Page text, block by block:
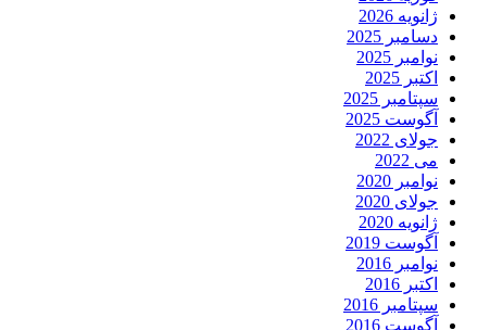
ژانویه 2026
دسامبر 2025
نوامبر 2025
اکتبر 2025
سپتامبر 2025
آگوست 2025
جولای 2022
می 2022
نوامبر 2020
جولای 2020
ژانویه 2020
آگوست 2019
نوامبر 2016
اکتبر 2016
سپتامبر 2016
آگوست 2016